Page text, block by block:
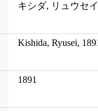
キシダ, リュウセ
Kishida, Ryusei,
1891